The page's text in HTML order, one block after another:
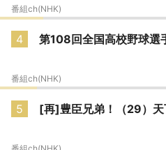
番組ch(NHK)
4 第108回全国高校野球
番組ch(NHK)
5 [再]豊臣兄弟！（29）